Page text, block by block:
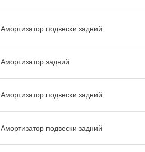
Амортизатор подвески задний
Амортизатор задний
Амортизатор подвески задний
Амортизатор подвески задний